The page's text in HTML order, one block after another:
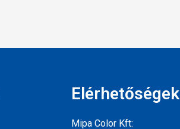
Elérhetőségek
Mipa Color Kft: